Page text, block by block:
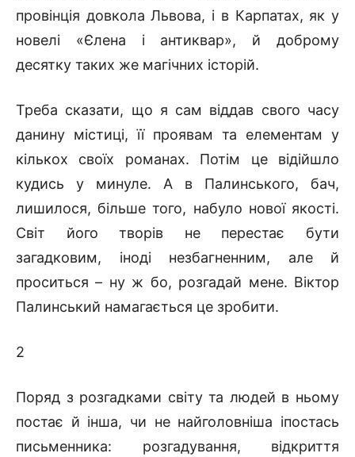
провінція довкола Львова, і в Карпатах, як у
новелі «Єлена і антиквар», й доброму
десятку таких же магічних історій.
Треба сказати, що я сам віддав свого часу
данину містиці, її проявам та елементам у
кількох своїх романах. Потім це відійшло
кудись у минуле. А в Палинського, бач,
лишилося, більше того, набуло нової якості.
Світ його творів не перестає бути
загадковим, іноді незбагненним, але й
проситься – ну ж бо, розгадай мене. Віктор
Палинський намагається це зробити.
2
Поряд з розгадками світу та людей в ньому
постає й інша, чи не найголовніша іпостась
письменника: розгадування, відкриття